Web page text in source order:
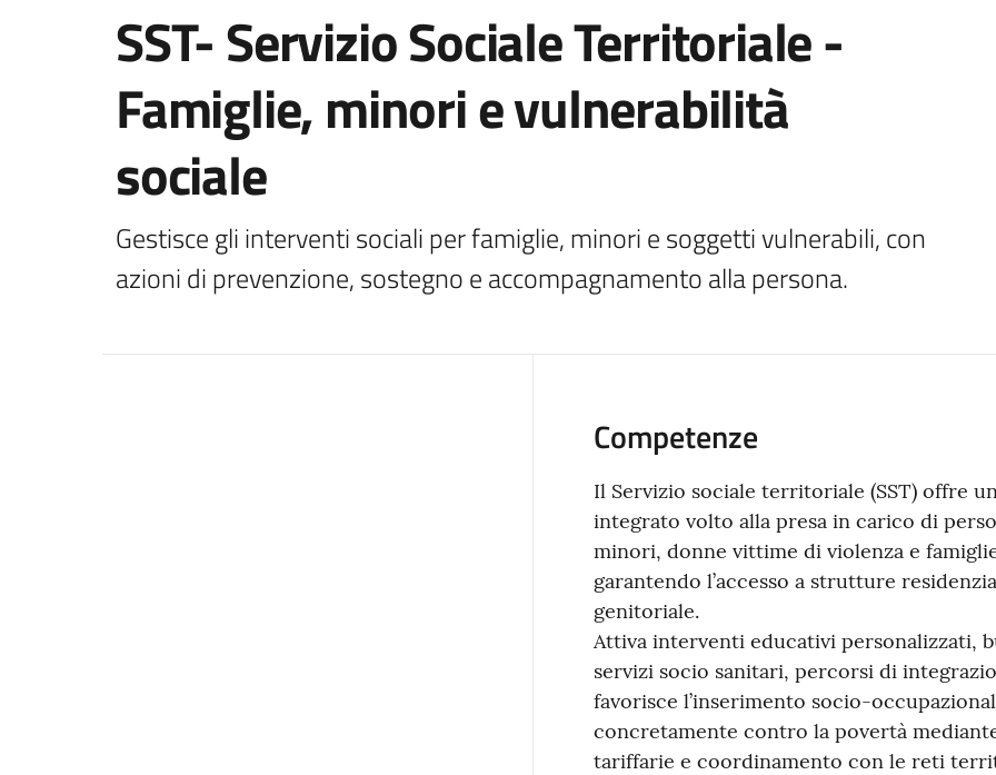
SST- Servizio Sociale Territoriale -
Famiglie, minori e vulnerabilità
sociale
Gestisce gli interventi sociali per famiglie, minori e soggetti vulnerabili, con
azioni di prevenzione, sostegno e accompagnamento alla persona.
Competenze
Il Servizio sociale territoriale (SST) offre
integrato volto alla presa in carico di
minori, donne vittime di violenza e
garantendo l’accesso a strutture
genitoriale.
Attiva interventi educativi personalizzati,
servizi socio sanitari, percorsi di
favorisce l’inserimento socio-
concretamente contro la povertà
tariffarie e coordinamento con le reti